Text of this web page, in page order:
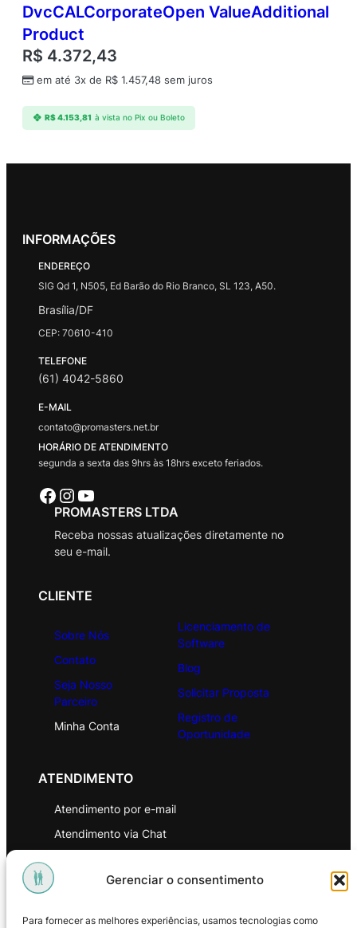
Gerenciar o consentimento
Para fornecer as melhores experiências, usamos tecnologias como
DvcCALCorporateOpen ValueAdditional
Product
R$ 4.372,43
em até 3x de R$ 1.457,48 sem juros
R$4.153,81 à vista no Pix ou Boleto
INFORMAÇÕES
ENDEREÇO
SIG Qd 1, N505, Ed Barão do Rio Branco, SL 123, A50.
Brasília/DF
CEP: 70610-410
TELEFONE
(61) 4042-5860
E-MAIL
contato@promasters.net.br
HORÁRIO DE ATENDIMENTO
segunda a sexta das 9hrs às 18hrs exceto feriados.
Facebook Instagram Youtube
PROMASTERS LTDA
Receba nossas atualizações diretamente no
seu e-mail.
CLIENTE
Sobre Nós
Contato
Seja Nosso
Parceiro
Minha Conta
Licenciamento de
Software
Blog
Solicitar Proposta
Registro de
Oportunidade
ATENDIMENTO
Atendimento por e-mail
Atendimento via Chat